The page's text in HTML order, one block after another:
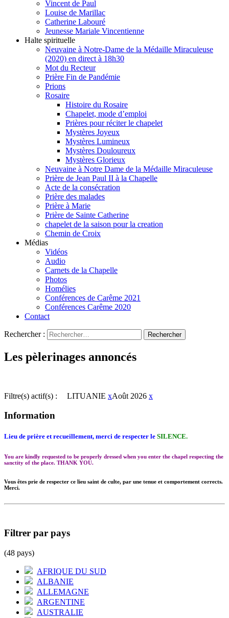
Vincent de Paul
Louise de Marillac
Catherine Labouré
Jeunesse Mariale Vincentienne
Halte spirituelle
Neuvaine à Notre-Dame de la Médaille Miraculeuse
(2020) en direct à 18h30
Mot du Recteur
Prière Fin de Pandémie
Prions
Rosaire
Histoire du Rosaire
Chapelet, mode d’emploi
Prières pour réciter le chapelet
Mystères Joyeux
Mystères Lumineux
Mystères Douloureux
Mystères Glorieux
Neuvaine à Notre Dame de la Médaille Miraculeuse
Prière de Jean Paul II à la Chapelle
Acte de la consécration
Prière des malades
Prière à Marie
Prière de Sainte Catherine
chapelet de la saison pour la creation
Chemin de Croix
Médias
Vidéos
Audio
Carnets de la Chapelle
Photos
Homélies
Conférences de Carême 2021
Conférences Carême 2020
Contact
Rechercher :
Les pèlerinages annoncés
Filtre(s) actif(s) : LITUANIE xAoût 2026 x
Information
Lieu de prière et recueillement, merci de respecter le SILENCE.
You are kindly requested to be properly dressed when you enter the chapel respecting the
sanctity of the place. THANK YOU.
Vous êtes prie de respecter ce lieu saint de culte, par une tenue et comportement corrects.
Merci.
Filtrer par pays
(48 pays)
AFRIQUE DU SUD
ALBANIE
ALLEMAGNE
ARGENTINE
AUSTRALIE